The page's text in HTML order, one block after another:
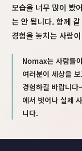
모습을 너무 많이 봤
는 안 됩니다. 함께
경험을 놓치는 사람
Nomax는 사람들
여러분이 세상을
경험하길 바랍니
에서 벗어나 실제
니다.